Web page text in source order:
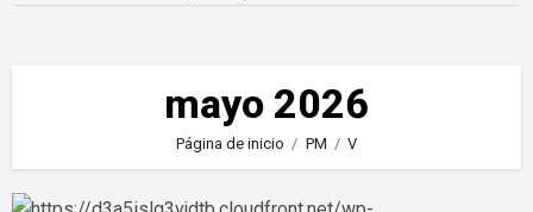
mayo 2026
Página de inicio PM V